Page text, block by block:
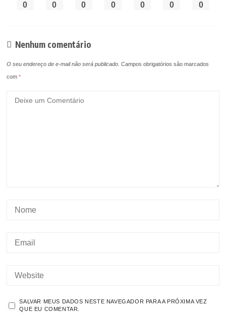
0 0 0 0 0 0 0
Nenhum comentário
O seu endereço de e-mail não será publicado. Campos obrigatórios são marcados
com*
SALVAR MEUS DADOS NESTE NAVEGADOR PARA A PRÓXIMA VEZ
QUE EU COMENTAR.